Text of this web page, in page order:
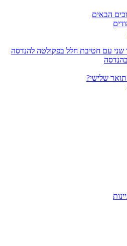
הבאים
עם חטיבת חלל בפקולטה להנדסה
בהנדסה
שלישי?